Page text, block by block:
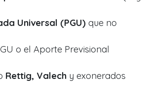
Universal (PGU) que no
o el Aporte Previsional
Rettig, Valech y exonerados